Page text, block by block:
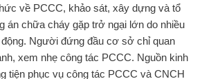
về PCCC, khảo sát, xây dựng và tổ
án chữa cháy gặp trở ngại lớn do nhiều
Người đứng đầu cơ sở chỉ quan
xem nhẹ công tác PCCC. Nguồn kinh
tiện phục vụ công tác PCCC và CNCH